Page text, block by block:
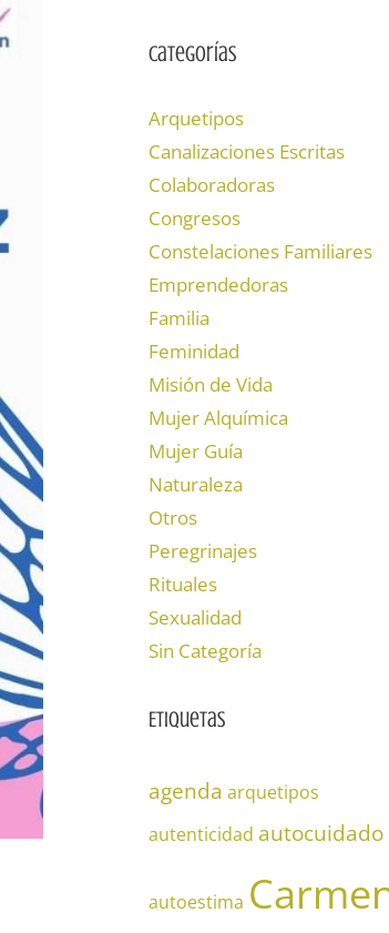
Categorías
Arquetipos
Canalizaciones Escritas
Colaboradoras
Congresos
Constelaciones Familiares
Emprendedoras
Familia
Feminidad
Misión de Vida
Mujer Alquímica
Mujer Guía
Naturaleza
Otros
Peregrinajes
Rituales
Sexualidad
Sin Categoría
Etiquetas
agenda arquetipos
autenticidad autocuidado
autoestima